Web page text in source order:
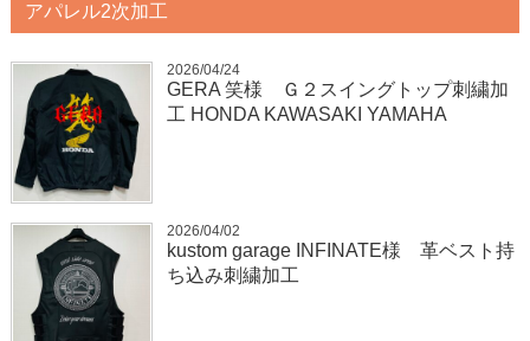
アパレル2次加工
2026/04/24
GERA 笑様 Ｇ２スイングトップ刺繍加
工 HONDA KAWASAKI YAMAHA
2026/04/02
kustom garage INFINATE様 革ベスト持
ち込み刺繍加工